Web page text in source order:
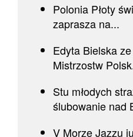
Polonia Płoty
zaprasza na...
Edyta Bielska
Mistrzostw
Stu młodych
ślubowanie nad
V Morze Jazzu